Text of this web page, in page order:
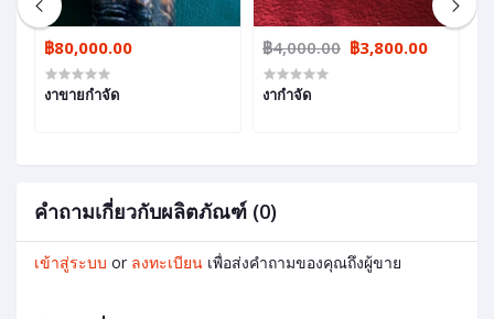
฿80,000.00
งาขายกำจัด
฿4,000.00 ฿3,800.00
งากำจัด
คำถามเกี่ยวกับผลิตภัณฑ์ (0)
เข้าสู่ระบบ or ลงทะเบียน เพื่อส่งคำถามของคุณถึงผู้ขาย